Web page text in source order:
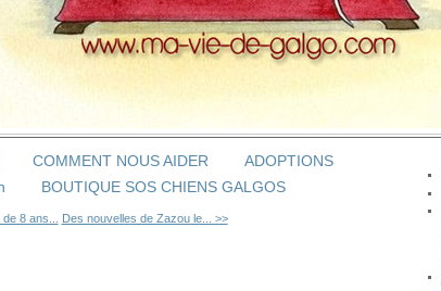
COMMENT NOUS AIDER
ADOPTIONS
BOUTIQUE SOS CHIENS GALGOS
8 ans... Des nouvelles de Zazou le... >>